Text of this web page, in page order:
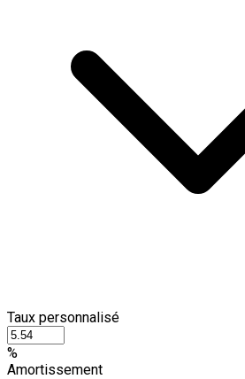
Taux personnalisé
%
Amortissement